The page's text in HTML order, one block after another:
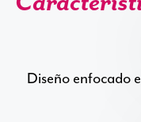
Diseño enfocado